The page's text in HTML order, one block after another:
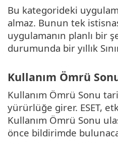
Bu kategorideki
almaz. Bunun tek
uygulamanın planlı bir
durumunda bir yıllık
Kullanım Ömrü
Kullanım Ömrü Sonu
yürürlüğe girer. ESET,
Kullanım Ömrü Sonu
önce bildirimde